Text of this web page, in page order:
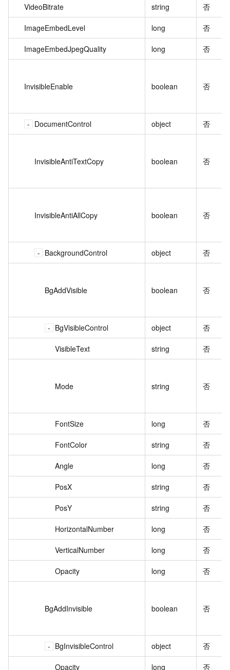
VideoBitrate string 否
ImageEmbedLevel long 否
ImageEmbedJpegQuality long 否
InvisibleEnable boolean 否
DocumentControl object 否
InvisibleAntiTextCopy boolean 否
InvisibleAntiAllCopy boolean 否
BackgroundControl object 否
BgAddVisible boolean 否
BgVisibleControl object 否
VisibleText string 否
Mode string 否
FontSize long 否
FontColor string 否
Angle long 否
PosX string 否
PosY string 否
HorizontalNumber long 否
VerticalNumber long 否
Opacity long 否
BgAddInvisible boolean 否
BgInvisibleControl object 否
Opacity long 否